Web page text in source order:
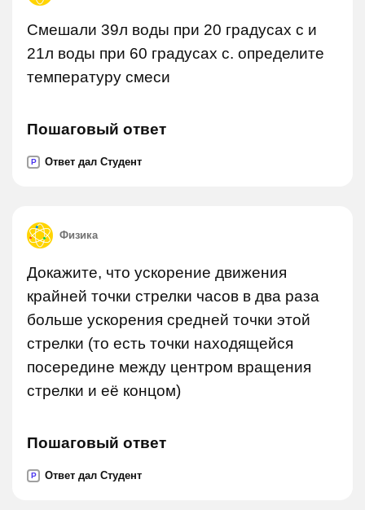
Смешали 39л воды при 20 градусах с и
21л воды при 60 градусах с. определите
температуру смеси
Пошаговый ответ
P Ответ дал Студент
Физика
Докажите, что ускорение движения
крайней точки стрелки часов в два раза
больше ускорения средней точки этой
стрелки (то есть точки находящейся
посередине между центром вращения
стрелки и её концом)
Пошаговый ответ
P Ответ дал Студент